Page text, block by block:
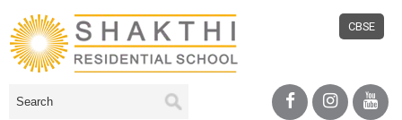
CBSE